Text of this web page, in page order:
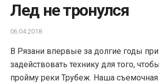
Лед не тронулся
06.04.2018
В Рязани впервые за долгие годы
задействовать технику для того,
пройму реки Трубеж. Наша съемочная